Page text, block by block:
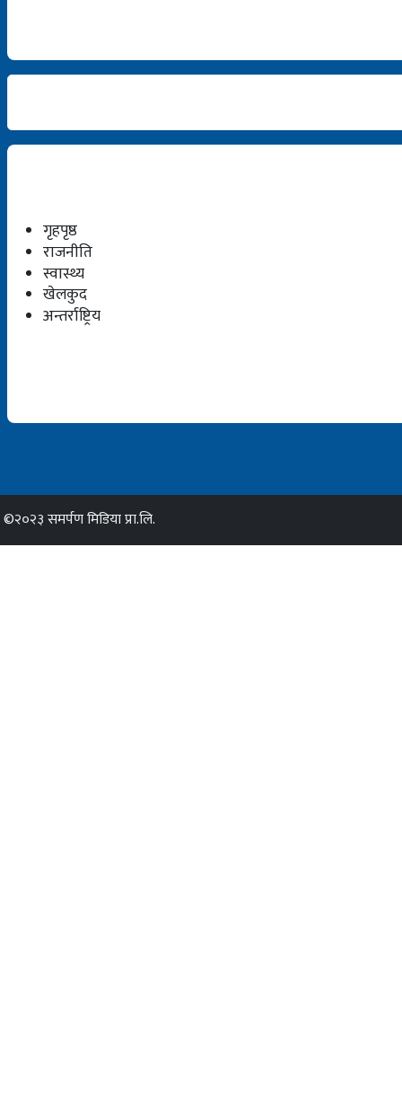
गृहपृष्ठ
राजनीति
स्वास्थ्य
खेलकुद
अन्तर्राष्ट्रिय
©२०२३ समर्पण मिडिया प्रा.लि.